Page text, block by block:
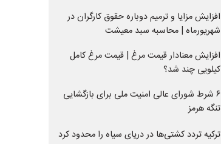
افزایش مزایا و ترمیم دوباره حقوق کارگران در
شهریورماه | محاسبه سبد معیشت
افزایش معنادار قیمت مرغ | قیمت مرغ کامل
کیلویی چند شد؟
۶ شرط شورای عالی امنیت ملی برای بازگشایی
تنگه هرمز
ترکیه تردد کشتی‌ها در دریای سیاه را محدود کرد